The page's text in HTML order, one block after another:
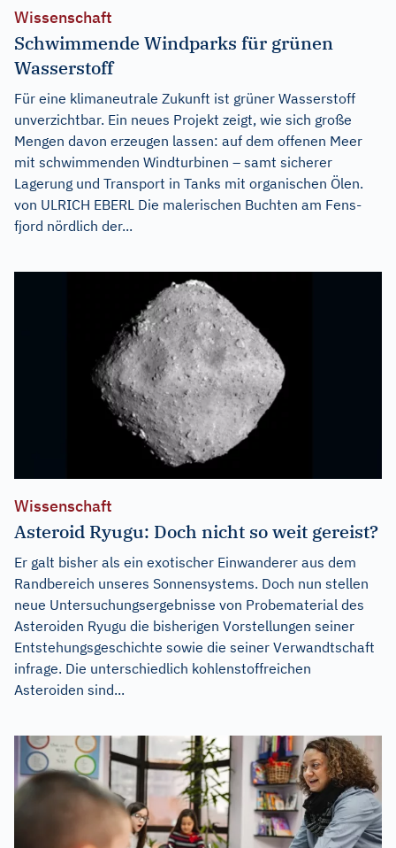
Wissenschaft
Schwimmende Windparks für grünen
Wasserstoff
Für eine klimaneutrale Zukunft ist grüner Wasserstoff
unverzichtbar. Ein neues Projekt zeigt, wie sich große
Mengen davon erzeugen lassen: auf dem offenen Meer
mit schwimmenden Windturbinen – samt sicherer
Lagerung und Transport in Tanks mit organischen Ölen.
von ULRICH EBERL Die malerischen Buchten am Fens-
fjord nördlich der...
Wissenschaft
Asteroid Ryugu: Doch nicht so weit gereist?
Er galt bisher als ein exotischer Einwanderer aus dem
Randbereich unseres Sonnensystems. Doch nun stellen
neue Untersuchungsergebnisse von Probematerial des
Asteroiden Ryugu die bisherigen Vorstellungen seiner
Entstehungsgeschichte sowie die seiner Verwandtschaft
infrage. Die unterschiedlich kohlenstoffreichen
Asteroiden sind...